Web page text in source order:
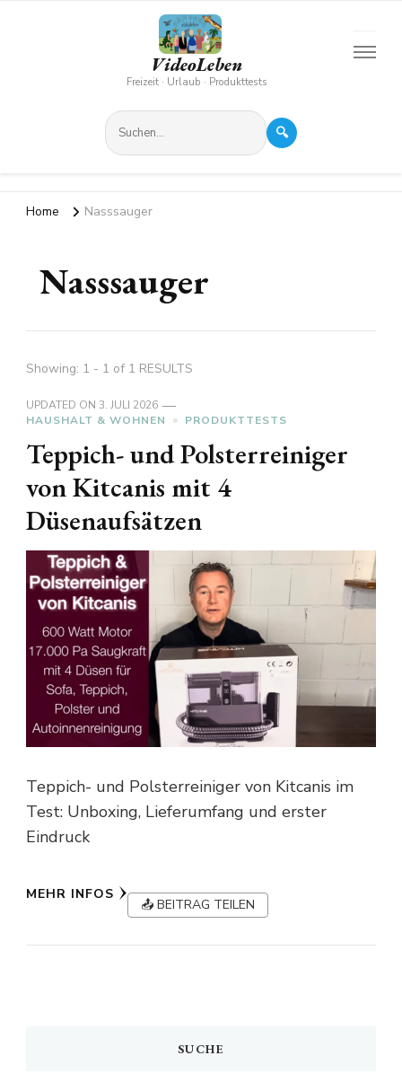
VideoLeben
Freizeit · Urlaub · Produkttests
🔍
Home Nasssauger
Nasssauger
Showing: 1 - 1 of 1 RESULTS
UPDATED ON 3. JULI 2026
HAUSHALT & WOHNEN
PRODUKTTESTS
Teppich- und Polsterreiniger
von Kitcanis mit 4
Düsenaufsätzen
Teppich- und Polsterreiniger von Kitcanis im
Test: Unboxing, Lieferumfang und erster
Eindruck
MEHR INFOS
📤 BEITRAG TEILEN
SUCHE